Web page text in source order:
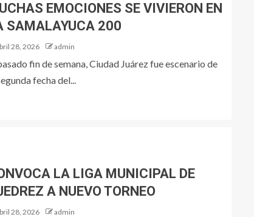
EMOCIONES SE VIVIERON EN
SAMALAYUCA 200
28, 2026 admin
fin de semana, Ciudad Juárez fue escenario de
fecha del...
LA LIGA MUNICIPAL DE
A NUEVO TORNEO
28, 2026 admin